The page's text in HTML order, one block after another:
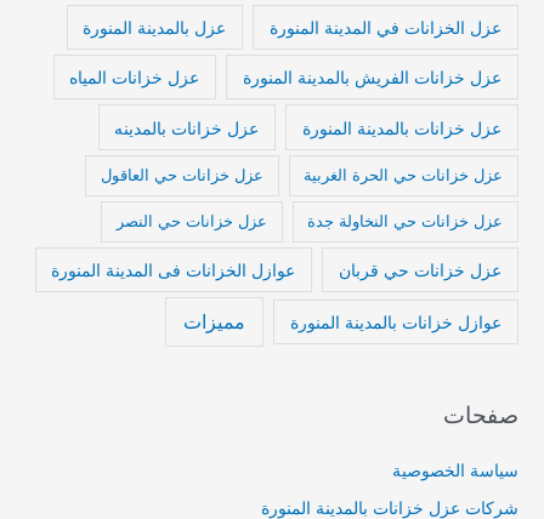
عزل الخزانات في المدينة المنورة عزل بالمدينة المنورة
عزل خزانات الفريش بالمدينة المنورة عزل خزانات المياه
عزل خزانات بالمدينة المنورة عزل خزانات بالمدينه
عزل خزانات حي الحرة الغربية عزل خزانات حي العاقول
عزل خزانات حي النخاولة جدة عزل خزانات حي النصر
عزل خزانات حي قربان عوازل الخزانات فى المدينة المنورة
عوازل خزانات بالمدينة المنورة مميزات
صفحات
سياسة الخصوصية
شركات عزل خزانات بالمدينة المنورة